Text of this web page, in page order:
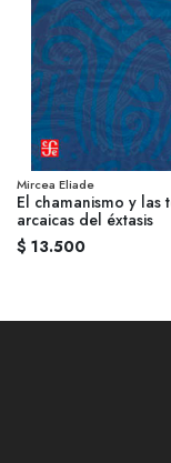
Mircea Eliade
El chamanismo y las
arcaicas del éxtasis
$ 13.500